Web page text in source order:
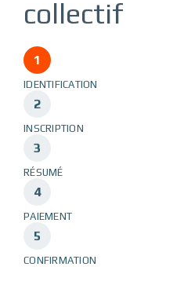
collectif
IDENTIFICATION
INSCRIPTION
RÉSUMÉ
PAIEMENT
CONFIRMATION